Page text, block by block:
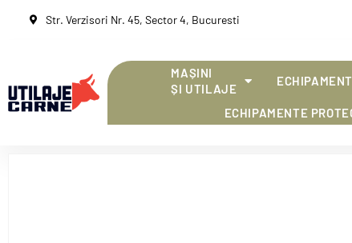
Str. Verzisori Nr. 45, Sector 4, Bucuresti
MAȘINI
ȘI UTILAJE
ECHIPAMENTE